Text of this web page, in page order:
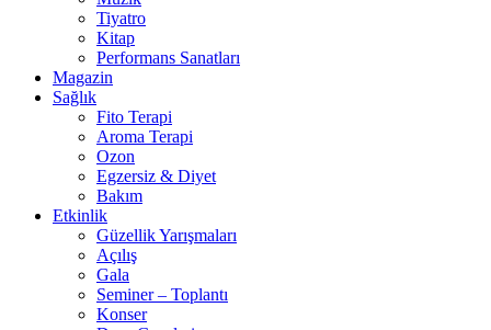
Tiyatro
Kitap
Performans Sanatları
Magazin
Sağlık
Fito Terapi
Aroma Terapi
Ozon
Egzersiz & Diyet
Bakım
Etkinlik
Güzellik Yarışmaları
Açılış
Gala
Seminer – Toplantı
Konser